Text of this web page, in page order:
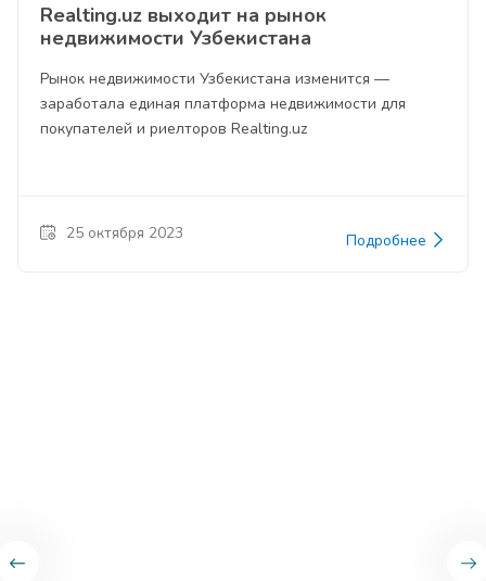
Realting.uz выходит на рынок
недвижимости Узбекистана
Рынок недвижимости Узбекистана изменится —
заработала единая платформа недвижимости для
покупателей и риелторов Realting.uz
25 октября 2023 Подробнее